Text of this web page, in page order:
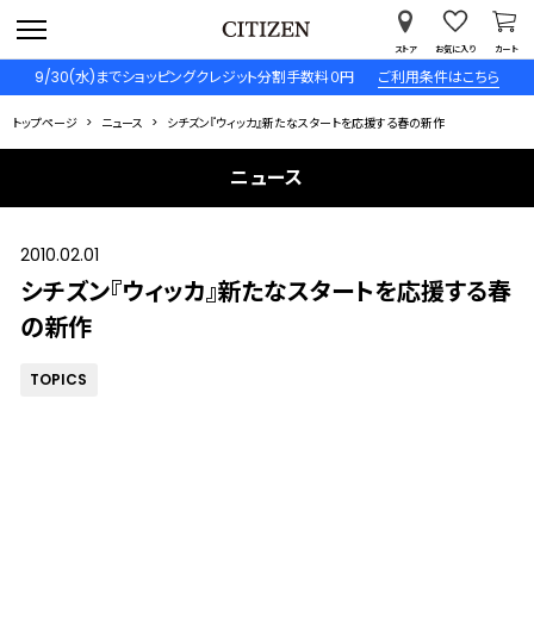
9/30(水)までショッピングクレジット分割手数料０円 ご利用条件はこちら
ストア お気に入り カート
トップページ ニュース シチズン『ウィッカ』新たなスタートを応援する春の新作
ニュース
2010.02.01
シチズン『ウィッカ』新たなスタートを応援する春
の新作
TOPICS